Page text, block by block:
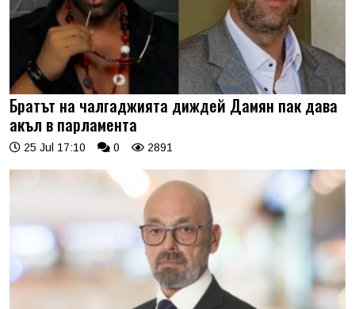
Братът на чалгаджията диждей Дамян пак дава
акъл в парламента
25 Jul 17:10 0 2891